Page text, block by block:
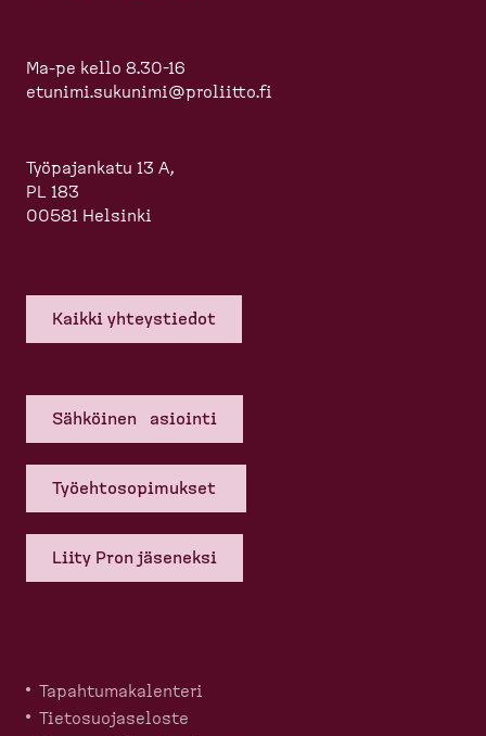
Ma-pe kello 8.30-16
etunimi.sukunimi@proliitto.fi
Työpajankatu 13 A,
PL 183
00581 Helsinki
Kaikki yhteys­tiedot
Sähköinen asiointi
Työehto­so­pi­mukset
Liity Pron jäseneksi
Tapahtu­ma­ka­lenteri
Tietosuo­ja­seloste